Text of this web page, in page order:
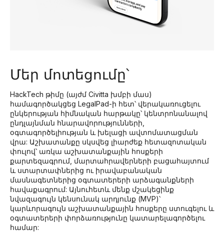
Մեր մոտեցումը՝
HackTech թիմը (այժմ Civitta խմբի մաս)
համագործակցեց LegalPad-ի հետ՝ վերակառուցելու
ընկերության հիմնական հարթակը՝ կենտրոնանալով
ընդլայնման հնարավորությունների,
օգտագործելիության և խելացի ավտոմատացման
վրա: Աշխատանքը սկսվեց լիարժեք հետազոտական
փուլով՝ առկա աշխատանքային հոսքերի
քարտեզագրում, մարտահրավերների բացահայտում
և ստարտափներից ու իրավաբանական
մասնագետներից օգտատերերի արձագանքների
հավաքագրում: Այնուհետև մենք մշակեցինք
նվազագույն կենսունակ արդյունք (MVP)՝
կարևորագույն աշխատանքային հոսքերը ստուգելու և
օգտատերերի փորձառությունը կատարելագործելու
համար: